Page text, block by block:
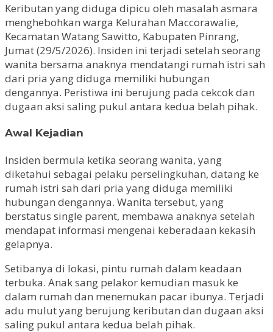
Keributan yang diduga dipicu oleh masalah asmara
menghebohkan warga Kelurahan Maccorawalie,
Kecamatan Watang Sawitto, Kabupaten Pinrang,
Jumat (29/5/2026). Insiden ini terjadi setelah seorang
wanita bersama anaknya mendatangi rumah istri sah
dari pria yang diduga memiliki hubungan
dengannya. Peristiwa ini berujung pada cekcok dan
dugaan aksi saling pukul antara kedua belah pihak.
Awal Kejadian
Insiden bermula ketika seorang wanita, yang
diketahui sebagai pelaku perselingkuhan, datang ke
rumah istri sah dari pria yang diduga memiliki
hubungan dengannya. Wanita tersebut, yang
berstatus single parent, membawa anaknya setelah
mendapat informasi mengenai keberadaan kekasih
gelapnya.
Setibanya di lokasi, pintu rumah dalam keadaan
terbuka. Anak sang pelakor kemudian masuk ke
dalam rumah dan menemukan pacar ibunya. Terjadi
adu mulut yang berujung keributan dan dugaan aksi
saling pukul antara kedua belah pihak.